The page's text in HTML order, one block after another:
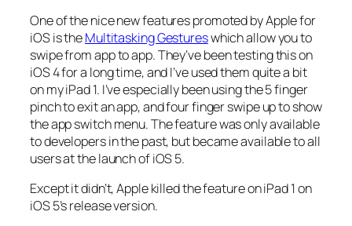
One of the nice new features promoted by Apple for
iOS is theMultitasking Gestureswhich allow you to
swipe from app to app. They’ve been testing this on
iOS 4 for a long time, and I’ve used them quite a bit
on my iPad 1. I’ve especially been using the 5 finger
pinch to exit an app, and four finger swipe up to show
the app switch menu. The feature was only available
to developers in the past, but became available to all
users at the launch of iOS 5.
Except it didn’t, Apple killed the feature on iPad 1 on
iOS 5’s release version.